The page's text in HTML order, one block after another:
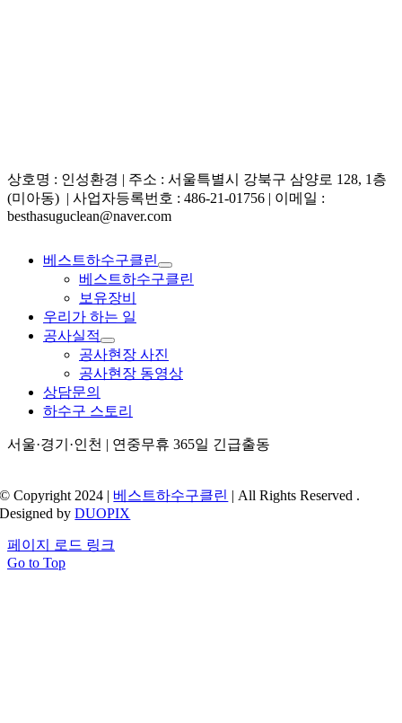
상호명 : 인성환경 | 주소 : 서울특별시 강북구 삼양로 128, 1층
(미아동) | 사업자등록번호 : 486-21-01756 | 이메일 :
besthasuguclean@naver.com
베스트하수구클린
베스트하수구클린
보유장비
우리가 하는 일
공사실적
공사현장 사진
공사현장 동영상
상담문의
하수구 스토리
서울·경기·인천 | 연중무휴 365일 긴급출동
© Copyright 2024 | 베스트하수구클린 | All Rights Reserved .
Designed byDUOPIX
페이지 로드 링크
Go to Top